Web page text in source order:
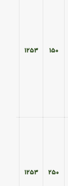
۱۵۰ ۱۲۵۳
۲۵۰ ۱۲۵۳